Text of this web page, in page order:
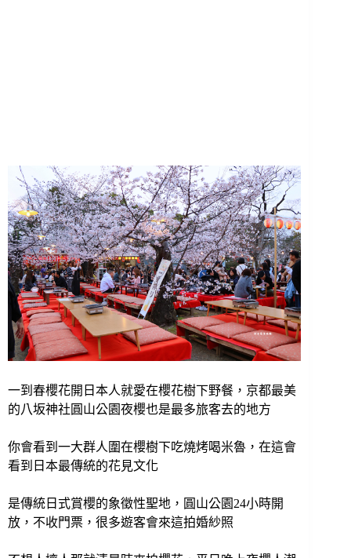
一到春櫻花開日本人就愛在櫻花樹下野餐，京都最美
的八坂神社圓山公園夜櫻也是最多旅客去的地方
你會看到一大群人圍在櫻樹下吃燒烤喝米魯，在這會
看到日本最傳統的花見文化
是傳統日式賞櫻的象徵性聖地，圓山公園24小時開
放，不收門票，很多遊客會來這拍婚紗照